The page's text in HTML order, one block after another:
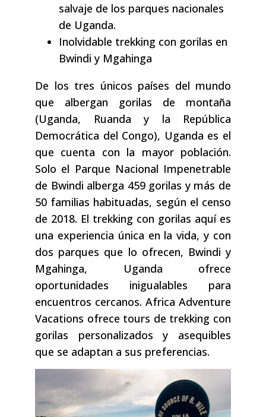
salvaje de los parques nacionales
de Uganda.
Inolvidable trekking con gorilas en
Bwindi y Mgahinga
De los tres únicos países del mundo
que albergan gorilas de montaña
(Uganda, Ruanda y la República
Democrática del Congo), Uganda es el
que cuenta con la mayor población.
Solo el Parque Nacional Impenetrable
de Bwindi alberga 459 gorilas y más de
50 familias habituadas, según el censo
de 2018. El trekking con gorilas aquí es
una experiencia única en la vida, y con
dos parques que lo ofrecen, Bwindi y
Mgahinga, Uganda ofrece
oportunidades inigualables para
encuentros cercanos. Africa Adventure
Vacations ofrece tours de trekking con
gorilas personalizados y asequibles
que se adaptan a sus preferencias.